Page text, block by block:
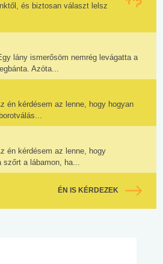
és biztosan választ lelsz
lány ismerősöm nemrég levágatta a
Azóta...
én kérdésem az lenne, hogy hogyan
én kérdésem az lenne, hogy
a lábamon, ha...
ÉN IS KÉRDEZEK